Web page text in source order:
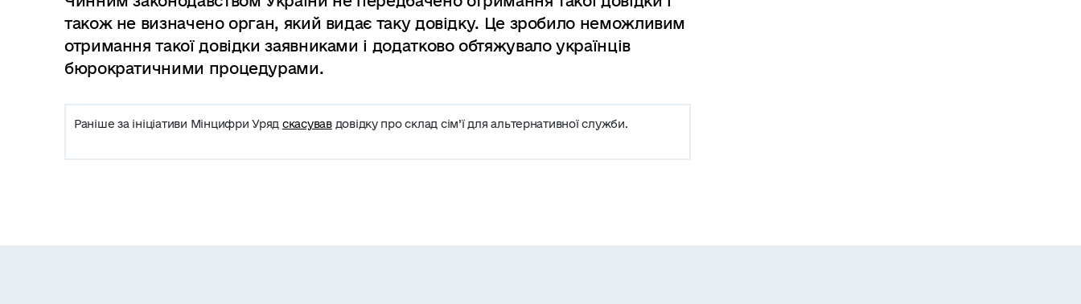
також не визначено орган, який видає таку довідку. Це зробило неможливим
отримання такої довідки заявниками і додатково обтяжувало українців
бюрократичними процедурами.
Раніше за ініціативи Мінцифри Уряд скасувавдовідку про склад сім’ї для альтернативної служби.